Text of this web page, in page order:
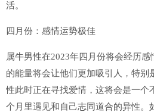
活。
四月份：感情运势极佳
属牛男性在2023年四月份将会经历感
的能量将会让他们更加吸引人，特别
性此时正在寻找爱情，这将会是一个
个月里遇见和自己志同道合的异性。